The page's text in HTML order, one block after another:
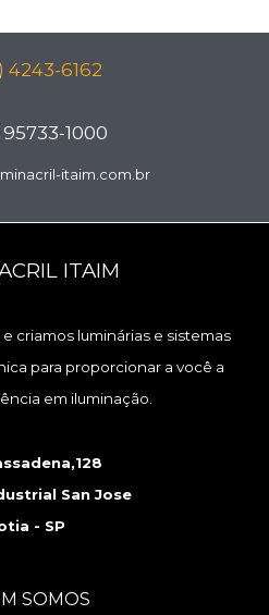
4243-6162
95733-1000
itaim.com.br
ITAIM
criamos luminárias e sistemas
para proporcionar a você a
em iluminação.
San Jose
- SP
SOMOS